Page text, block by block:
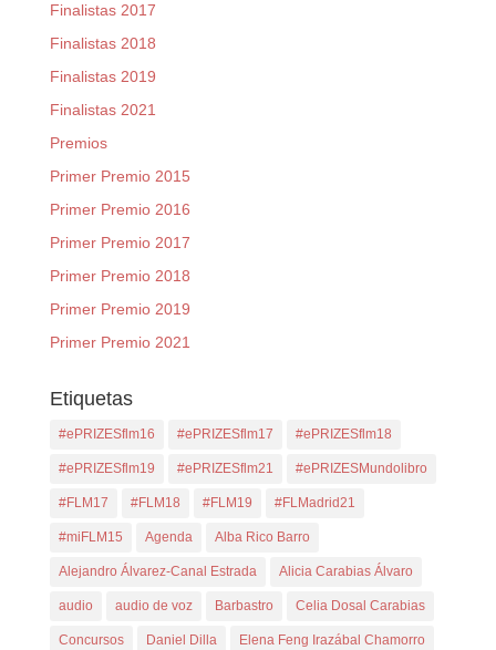
Finalistas 2017
Finalistas 2018
Finalistas 2019
Finalistas 2021
Premios
Primer Premio 2015
Primer Premio 2016
Primer Premio 2017
Primer Premio 2018
Primer Premio 2019
Primer Premio 2021
Etiquetas
#ePRIZESflm16 #ePRIZESflm17 #ePRIZESflm18
#ePRIZESflm19 #ePRIZESflm21 #ePRIZESMundolibro
#FLM17 #FLM18 #FLM19 #FLMadrid21
#miFLM15 Agenda Alba Rico Barro
Alejandro Álvarez-Canal Estrada Alicia Carabias Álvaro
audio audio de voz Barbastro Celia Dosal Carabias
Concursos Daniel Dilla Elena Feng Irazábal Chamorro